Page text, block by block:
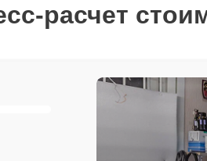
расчет